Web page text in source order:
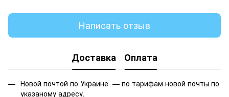
Написать отзыв
Доставка Оплата
Новой почтой по Украине — по тарифам новой почты по
указаному адресу.